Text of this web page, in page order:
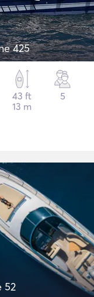
425
43 ft
13 m
5
52